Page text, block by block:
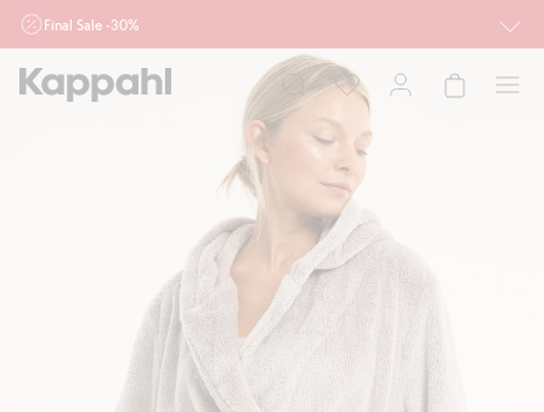
Final Sale -30%
Ważne przy zakupie min. 2 sztuk produktów włączonych w ofertę, również z
działu outlet do 10.8 w sklepach Kappahl i Newbie oraz na kappahl.com. Ofert
nie łączymy
Dziecko